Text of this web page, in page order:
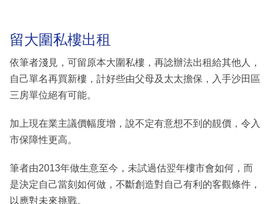
留大圍私樓出租
依筆者淺見，可留原本大圍私樓，再諗辦法出租給其他人，
自己單名再買新樓，計好些由父母及太太擔保，入手沙田區
三房單位絕有可能。
加上現在業主議價幅度增，說不定有意想不到的靚價，令入
市保障性更高。
筆者由2013年做生意至今，未試過估翌年樓市會如何，而
是決定自己當刻如何做，不斷創造對自己有利的客觀條件，
以應對未來挑戰。